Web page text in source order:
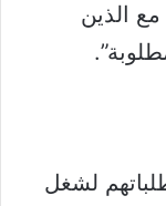
الذين
لشغل